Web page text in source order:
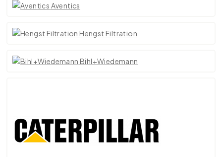
Aventics
Hengst Filtration
Bihl+Wiedemann